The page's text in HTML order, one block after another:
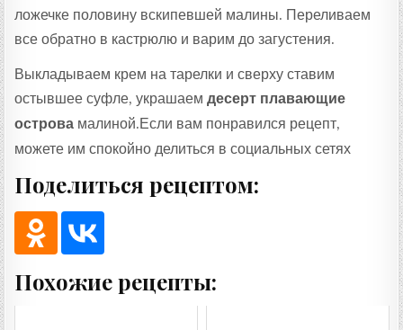
ложечке половину вскипевшей малины. Переливаем
все обратно в кастрюлю и варим до загустения.
Выкладываем крем на тарелки и сверху ставим
остывшее суфле, украшаемдесерт плавающие
острова малиной.Если вам понравился рецепт,
можете им спокойно делиться в социальных сетях
Поделиться рецептом:
Похожие рецепты: